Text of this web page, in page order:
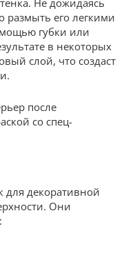
Не дожидаясь
размыть его легкими
губки или
в некоторых
слой, что создаст
после
со спец-
для декоративной
Они